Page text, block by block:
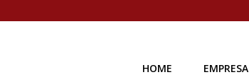
HOME EMPRESA